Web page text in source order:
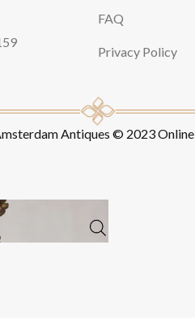
FAQ
Privacy Policy
Antiques © 2023